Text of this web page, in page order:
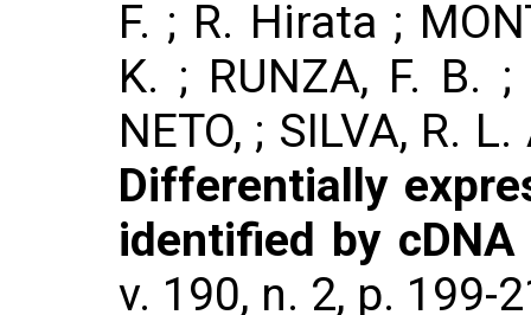
F. ; R. Hirata ;
K. ; RUNZA, F. B. ;
NETO, ; SILVA, R.
Differentially
identified by cDNA
v. 190, n. 2, p. 199-